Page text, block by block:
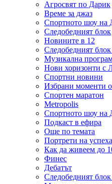
Агросвят по Дарик
Време за джаз
Спортното шоу на
Следобедният блок
Новините в 12
Следобедният
Музикална
Нови хоризонти с
Спортни новини
Избрани моменти
Спортен маратон
Metropolis
Спортното шоу на
Подкаст в ефира
Още по темата
Портрети на успеха
Как да живеем до
Финес
Дебатът
Следобедният